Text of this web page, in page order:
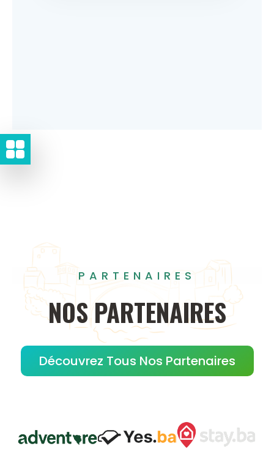
PARTENAIRES
NOS PARTENAIRES
Découvrez Tous Nos Partenaires